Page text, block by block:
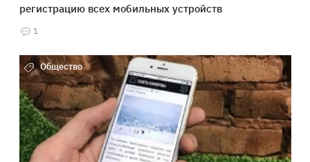
регистрацию всех мобильных устройств
1
Общество